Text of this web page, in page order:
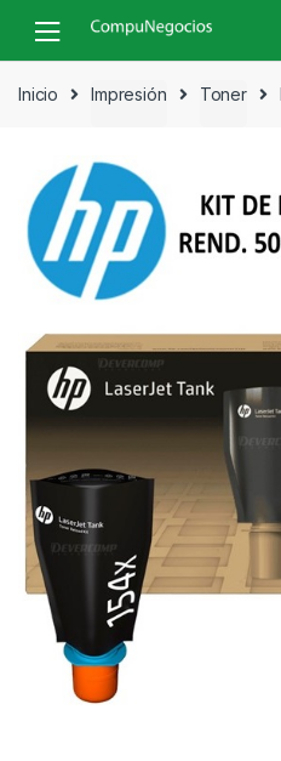
navigation
content
Inicio
Impresión Toner